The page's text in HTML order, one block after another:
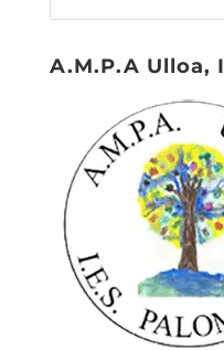
A.M.P.A Ulloa,